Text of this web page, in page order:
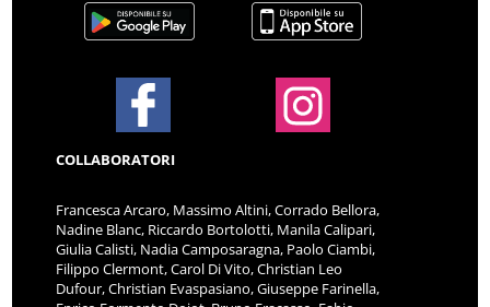
COLLABORATORI
Francesca Arcaro, Massimo Altini, Corrado Bellora,
Nadine Blanc, Riccardo Bortolotti, Manila Calipari,
Giulia Calisti, Nadia Camposaragna, Paolo Ciambi,
Filippo Clermont, Carol Di Vito, Christian Leo
Dufour, Christian Evaspasiano, Giuseppe Farinella,